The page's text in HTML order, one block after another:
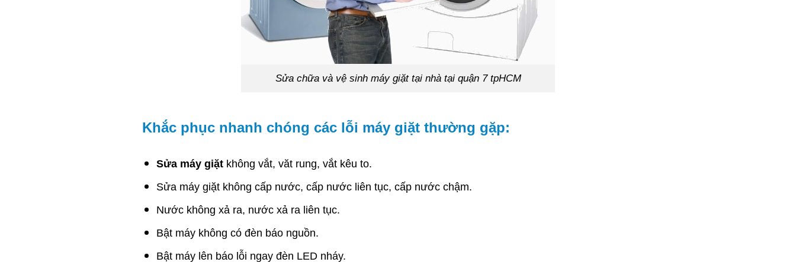
Sửa chữa và vệ sinh máy giặt tại nhà tại quận 7 tpHCM
Khắc phục nhanh chóng các lỗi máy giặt thường gặp:
Sửa máy giặtkhông vắt, văt rung, vắt kêu to.
Sửa máy giặt không cấp nước, cấp nước liên tục, cấp nước chậm.
Nước không xả ra, nước xả ra liên tục.
Bật máy không có đèn báo nguồn.
Bật máy lên báo lỗi ngay đèn LED nháy.